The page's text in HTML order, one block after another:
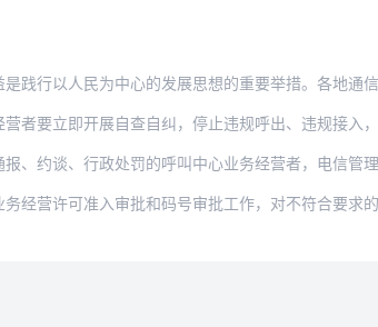
中心的发展思想的重要举措。各地通信管理局、基础电信业务经
展自查自纠，停止违规呼出、违规接入，完善管理制度和技
处罚的呼叫中心业务经营者，电信管理机构依法将其纳入电信业
审批和码号审批工作，对不符合要求的，不予受理或不予批准。